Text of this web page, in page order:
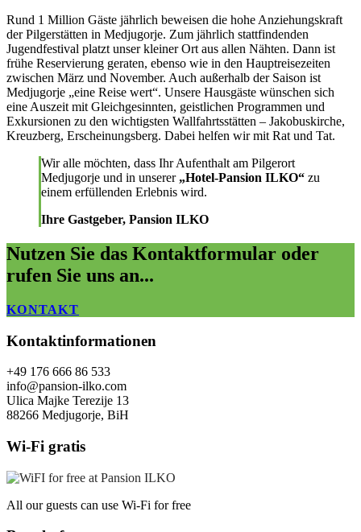
Rund 1 Million Gäste jährlich beweisen die hohe Anziehungskraft
der Pilgerstätten in Medjugorje. Zum jährlich stattfindenden
Jugendfestival platzt unser kleiner Ort aus allen Nähten. Dann ist
frühe Reservierung geraten, ebenso wie in den Hauptreisezeiten
zwischen März und November. Auch außerhalb der Saison ist
Medjugorje „eine Reise wert“. Unsere Hausgäste wünschen sich
eine Auszeit mit Gleichgesinnten, geistlichen Programmen und
Exkursionen zu den wichtigsten Wallfahrtsstätten – Jakobuskirche,
Kreuzberg, Erscheinungsberg. Dabei helfen wir mit Rat und Tat.
Wir alle möchten, dass Ihr Aufenthalt am Pilgerort
Medjugorje und in unserer „Hotel-Pansion ILKO“ zu
einem erfüllenden Erlebnis wird.
Ihre Gastgeber, Pansion ILKO
Nutzen Sie das Kontaktformular oder
rufen Sie uns an...
KONTAKT
Kontaktinformationen
+49 176 666 86 533
info@pansion-ilko.com
Ulica Majke Terezije 13
88266 Medjugorje, BiH
Wi-Fi gratis
All our guests can use Wi-Fi for free